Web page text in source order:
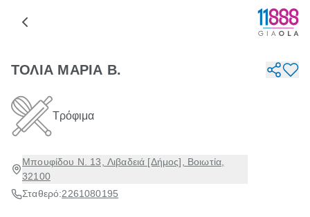
ΤΟΛΙΑ ΜΑΡΙΑ Β.
Τρόφιμα
Μπουφίδου Ν. 13, Λιβαδειά [Δήμος], Βοιωτία,
32100
Σταθερό:2261080195